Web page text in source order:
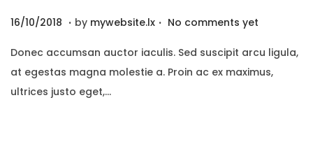
g
a
e
n
P
s
t
e
16/10/2018 2
/
1
2
. by mywebsite.lx . No comments yet
Donec accumsan auctor iaculis. Sed suscipit arcu ligula,
at egestas magna molestie a. Proin ac ex maximus,
ultrices justo eget,…